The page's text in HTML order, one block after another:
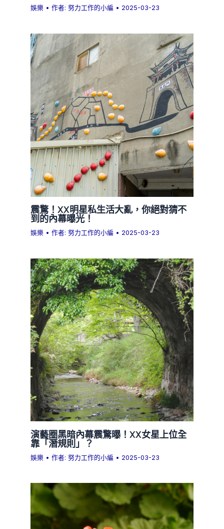
娛樂 • 作者:努力工作的小編 • 2025-03-23
震驚！XX明星私生活大亂，你絕對猜不
到的內幕曝光！
娛樂 • 作者:努力工作的小編 • 2025-03-23
演藝圈黑暗內幕震驚曝！XX女星上位全
靠「潛規則」？
娛樂 • 作者:努力工作的小編 • 2025-03-23